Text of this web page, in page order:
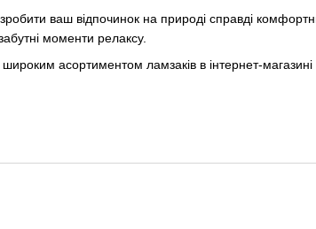
ваш відпочинок на природі справді
моменти релаксу.
асортиментом ламзаків в інтернет-магазині